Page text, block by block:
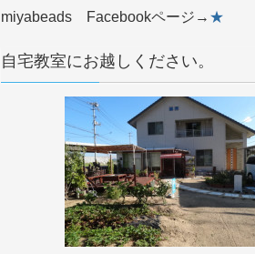
miyabeads Facebookページ→ ★
自宅教室にお越しください。